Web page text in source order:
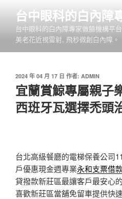
內
台中眼科的白內障
台中眼科的白內障專家做臉機構平
美老花近視雷射, 飛秒微創白內障。
發
佈
於
2024 年 04 月 17 日 作者: ADMIN
宜蘭賞鯨專屬親子
西班牙瓦選擇禿頭
台北高級餐廳的電梯保養公司
戶優惠現金週專業永和支票借
貸撥款新莊區最讓客戶最安心
喜歡新莊區當舖免留車提供快